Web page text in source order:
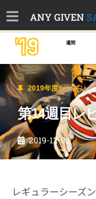
ANY GIVEN
'19 週間
2019年度シーズン
第14週目レ
2019-12-02
レギュラーシーズ